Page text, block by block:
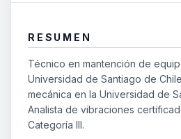
RESUMEN
Técnico en mantención de
Universidad de Santiago de
mecánica en la Universidad de
Analista de vibraciones